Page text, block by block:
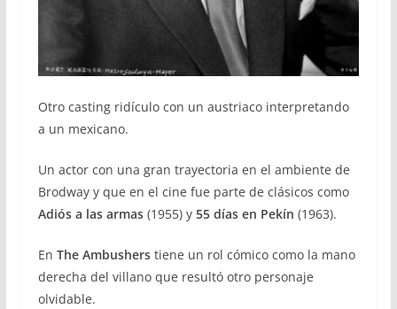
Otro casting ridículo con un austriaco interpretando
a un mexicano.
Un actor con una gran trayectoria en el ambiente de
Brodway y que en el cine fue parte de clásicos como
Adiós a las armas(1955) y55 días en Pekín (1963).
En The Ambusherstiene un rol cómico como la mano
derecha del villano que resultó otro personaje
olvidable.